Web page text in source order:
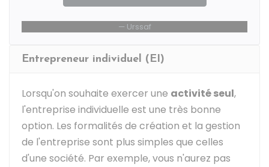
Urssaf
Entrepreneur individuel (EI)
Lorsqu'on souhaite exercer une activité seul,
l'entreprise individuelle est une très bonne
option. Les formalités de création et la gestion
de l'entreprise sont plus simples que celles
d'une société. Par exemple, vous n'aurez pas